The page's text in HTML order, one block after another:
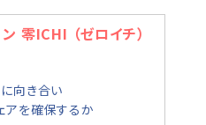
零ICHI （ゼロイチ）
向き合い
アを確保するか